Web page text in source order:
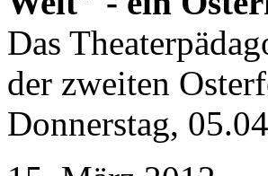
Das
der zweiten
Donnerstag,